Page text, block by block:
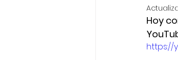
Hoy
https://